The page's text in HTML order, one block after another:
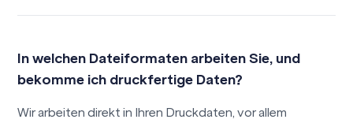
In welchen Dateiformaten arbeiten Sie, und
bekomme ich druckfertige Daten?
Wir arbeiten direkt in Ihren Druckdaten, vor allem